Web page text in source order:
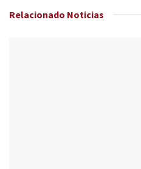
Relacionado Noticias